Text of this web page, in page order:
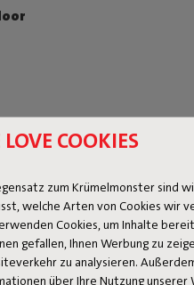
COOKIES
zum Krümelmonster sind
welche Arten von Cookies wir
Cookies, um Inhalte
gefallen, Ihnen Werbung zu
zu analysieren.
über Ihre Nutzung unserer
HOCKER